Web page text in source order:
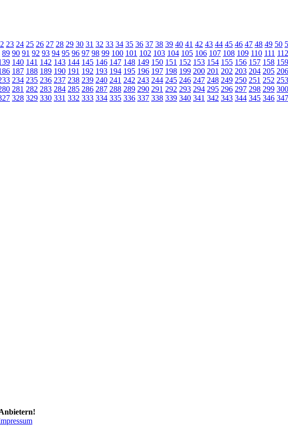
23 24 25 26 27 28 29 30 31 32 33 34 35 36 37 38 39 40 41 42 43 44 45 46 47 48 49 50
89 90 91 92 93 94 95 96 97 98 99 100 101 102 103 104 105 106 107 108 109 110 111 112
140 141 142 143 144 145 146 147 148 149 150 151 152 153 154 155 156 157 158 159
187 188 189 190 191 192 193 194 195 196 197 198 199 200 201 202 203 204 205 206
234 235 236 237 238 239 240 241 242 243 244 245 246 247 248 249 250 251 252 253
281 282 283 284 285 286 287 288 289 290 291 292 293 294 295 296 297 298 299 300
328 329 330 331 332 333 334 335 336 337 338 339 340 341 342 343 344 345 346 347